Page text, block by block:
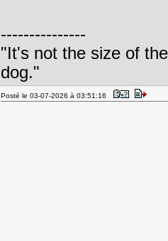
---------------
"It's not the size of
dog."
Posté le 03-07-2026 à 03:51:16